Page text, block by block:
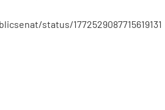
status/1772529087715619131